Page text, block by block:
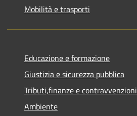
Mobilità e trasporti
Educazione e formazione
Giustizia e sicurezza pubblica
Tributi,finanze e contravvenzioni
Ambiente